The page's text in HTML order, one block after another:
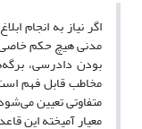
اگر نیاز به انجام
مدنی هیچ حکم خاصی
بودن دادرسی،
مخاطب قابل فهم
متفاوتی تعیین
معیار آمیخته این